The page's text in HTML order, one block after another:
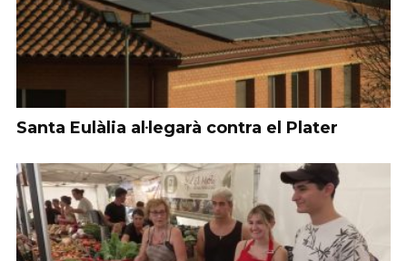
Santa Eulàlia al·legarà contra el Plater